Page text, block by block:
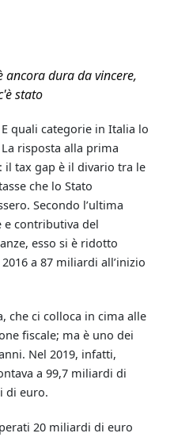
dura da vincere,
stato
E quali categorie in Italia lo
risposta alla prima
il tax gap è il divario tra le
che lo Stato
Secondo l’ultima
e contributiva del
esso si è ridotto
a 87 miliardi all’inizio
che ci colloca in cima alle
fiscale; ma è uno dei
Nel 2019, infatti,
a 99,7 miliardi di
di euro.
20 miliardi di euro